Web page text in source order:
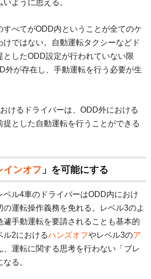
ように思える。
すべてがODD内ということが全てのケ
けではない。自動運転タクシーなどド
としたODD設定が行われていない限
外が存在し、手動運転を行う必要が生
けるドライバーは、ODD外における
提とした自動運転を行うことができる
インオフ 」を可能にする
ベル4車のドライバーはODD内におけ
の運転操作義務を免れる。レベル3のよ
遽手動運転を要請されることも基本的
ル2におけるハンズオフやレベル3のア
、運転に関する思考を行わない「ブレ
る。